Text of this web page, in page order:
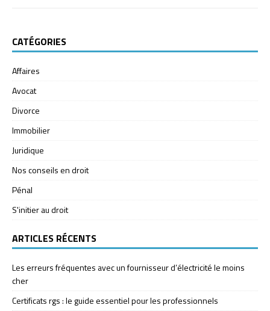
CATÉGORIES
Affaires
Avocat
Divorce
Immobilier
Juridique
Nos conseils en droit
Pénal
S'initier au droit
ARTICLES RÉCENTS
Les erreurs fréquentes avec un fournisseur d’électricité le moins
cher
Certificats rgs : le guide essentiel pour les professionnels